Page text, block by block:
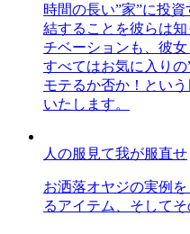
時間の長い”家”に投
結することを彼らは
チベーションも、彼女
すべてはお気に入り
モテるか否か！とい
いたします。
人の服見て我が服直せ
お洒落オヤジの実例
るアイテム、そして